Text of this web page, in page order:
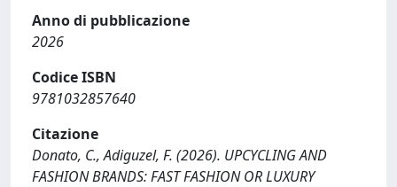
Anno di pubblicazione
2026
Codice ISBN
9781032857640
Citazione
Donato, C., Adiguzel, F. (2026). UPCYCLING AND
FASHION BRANDS: FAST FASHION OR LUXURY